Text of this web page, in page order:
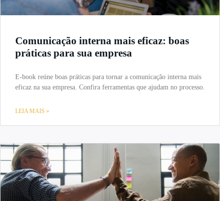
Comunicação interna mais eficaz: boas
práticas para sua empresa
E-book reúne boas práticas para tornar a comunicação interna mais
eficaz na sua empresa. Confira ferramentas que ajudam no processo.
LEIA MAIS »